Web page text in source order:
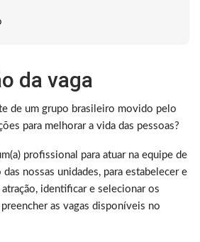
da vaga
de um grupo brasileiro movido pelo
para melhorar a vida das pessoas?
profissional para atuar na equipe de
nossas unidades, para estabelecer e
identificar e selecionar os
as vagas disponíveis no